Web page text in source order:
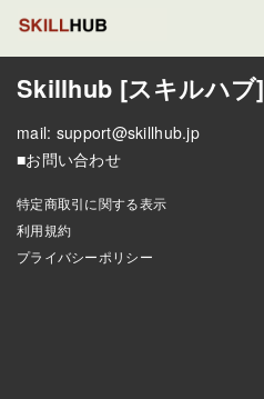
Skillhub [スキルハブ]
mail: support@skillhub.jp
■お問い合わせ
特定商取引に関する表示
利用規約
プライバシーポリシー